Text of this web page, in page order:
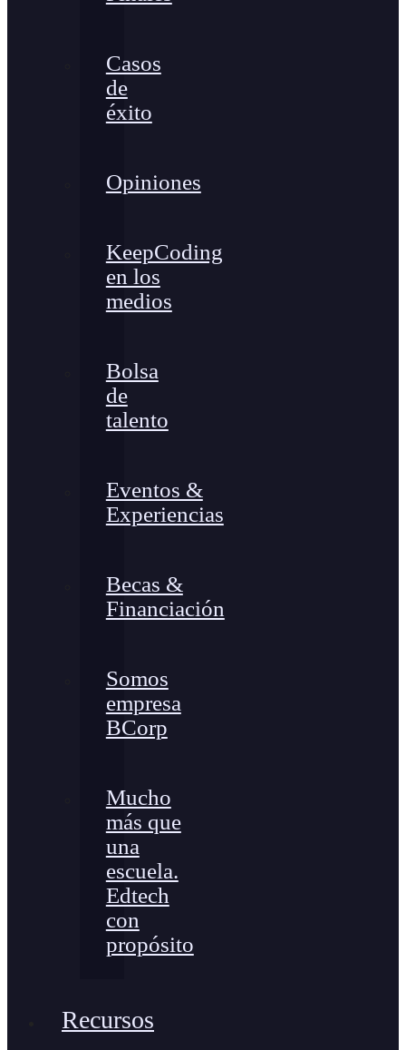
Casos
de
éxito
Opiniones
KeepCoding
en los
medios
Bolsa
de
talento
Eventos &
Experiencias
Becas &
Financiación
Somos
empresa
BCorp
Mucho
más que
una
escuela.
Edtech
con
propósito
Recursos